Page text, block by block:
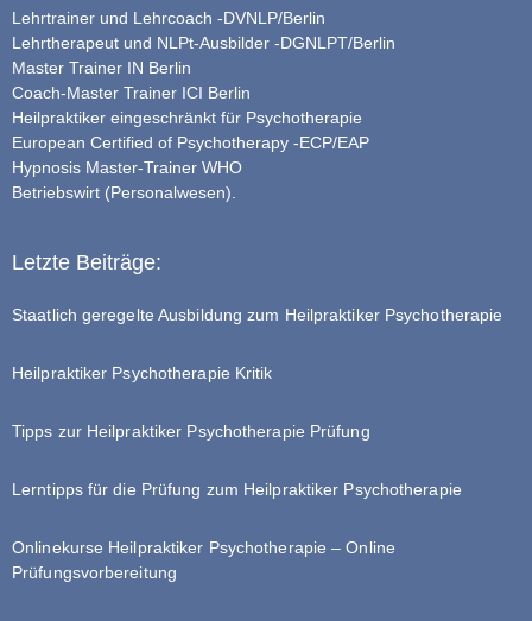
Lehrtrainer und Lehrcoach -DVNLP/Berlin
Lehrtherapeut und NLPt-Ausbilder -DGNLPT/Berlin
Master Trainer IN Berlin
Coach-Master Trainer ICI Berlin
Heilpraktiker eingeschränkt für Psychotherapie
European Certified of Psychotherapy -ECP/EAP
Hypnosis Master-Trainer WHO
Betriebswirt (Personalwesen).
Letzte Beiträge:
Staatlich geregelte Ausbildung zum Heilpraktiker Psychotherapie
Heilpraktiker Psychotherapie Kritik
Tipps zur Heilpraktiker Psychotherapie Prüfung
Lerntipps für die Prüfung zum Heilpraktiker Psychotherapie
Onlinekurse Heilpraktiker Psychotherapie – Online
Prüfungsvorbereitung